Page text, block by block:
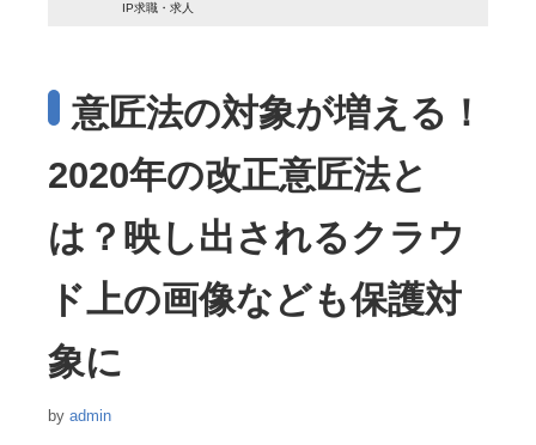
IP求職・求人
意匠法の対象が増える！
2020年の改正意匠法と
は？映し出されるクラウ
ド上の画像なども保護対
象に
by admin